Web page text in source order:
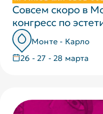
Совсем скоро в
конгресс по
Монте - Карло
26 - 27 - 28 марта